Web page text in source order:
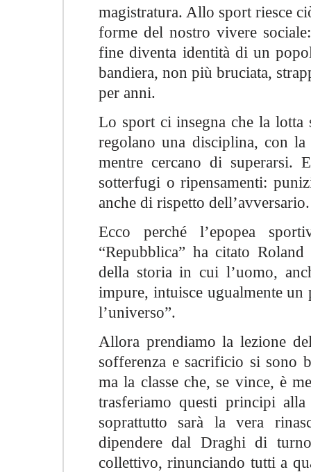
magistratura. Allo sport riesce
forme del nostro vivere
fine diventa identità di un
bandiera, non più bruciata,
per anni.
Lo sport ci insegna che la
regolano una disciplina, con
mentre cercano di superarsi.
sotterfugi o ripensamenti:
anche di rispetto dell’avversario.
Ecco perché l’epopea
“Repubblica” ha citato
della storia in cui l’uomo,
impure, intuisce ugualmente un
l’universo”.
Allora prendiamo la lezione
sofferenza e sacrificio si sono
ma la classe che, se vince, è
trasferiamo questi principi
soprattutto sarà la vera
dipendere dal Draghi di
collettivo, rinunciando tutti a